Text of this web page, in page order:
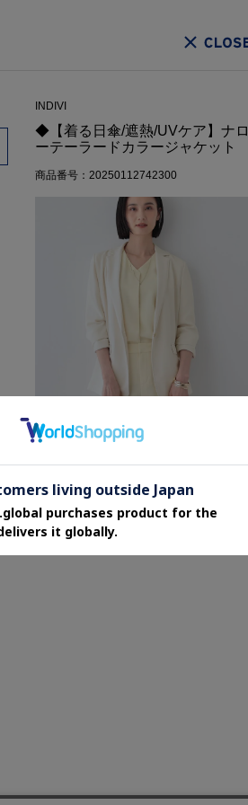
INDIVI
◆【着る日傘/遮熱/UVケア】ナロ
ーテーラードカラージャケット
商品番号：20250112742300